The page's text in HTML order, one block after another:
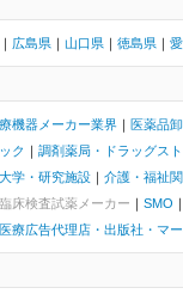
広島県 山口県 徳島県
機器メーカー業界 医薬品卸
ク
調剤薬局・ドラッグス
大学・研究施設
介護・福祉
床検査試薬メーカー
SMO
医療広告代理店・出版社・マ